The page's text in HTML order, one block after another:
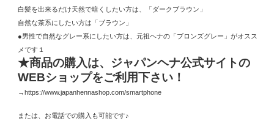
白髪を出来るだけ天然で暗くしたい方は、「ダークブラウン」
自然な茶系にしたい方は「ブラウン」
●男性で自然なグレー系にしたい方は、元祖ヘナの「ブロンズグレー」がオスス
メです１
★商品の購入は、ジャパンヘナ公式サイトの
WEBショップをご利用下さい！
→https://www.japanhennashop.com/smartphone
または、お電話での購入も可能です♪